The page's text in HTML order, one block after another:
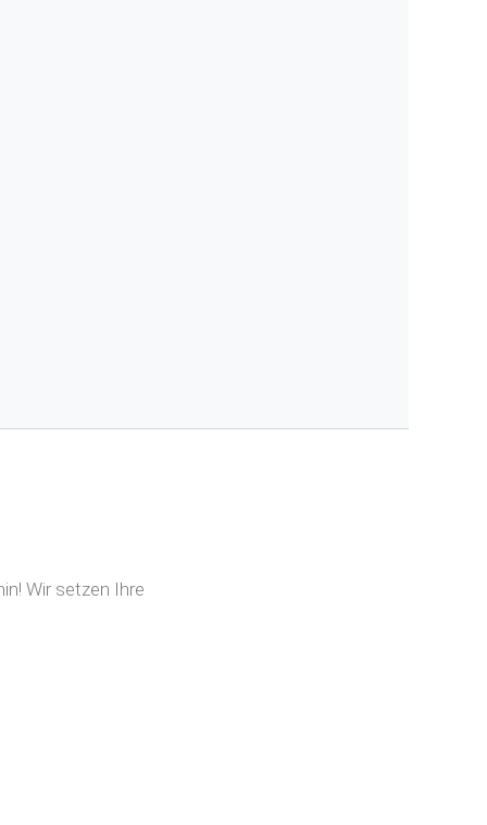
Wir setzen Ihre